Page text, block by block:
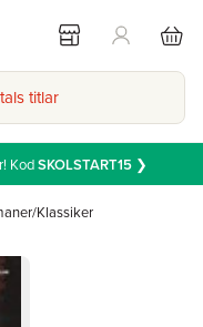
titlar
KodSKOLSTART15 ❯
Klassiker